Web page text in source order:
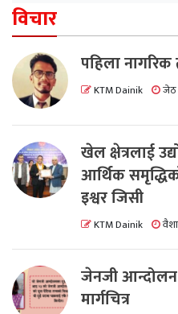
विचार
पहिला नागरिक
KTM Dainik जेठ
खेल क्षेत्रलाई
आर्थिक
इश्वर जिसी
KTM Dainik
जेनजी
मार्गचित्र